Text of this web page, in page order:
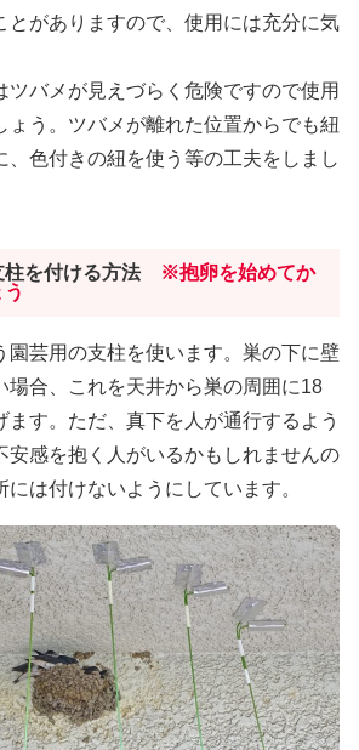
とがありますので、使用には充分に気
ツバメが見えづらく危険ですので使用
ょう。ツバメが離れた位置からでも紐
、色付きの紐を使う等の工夫をしまし
を付ける方法
※抱卵を始めてか
園芸用の支柱を使います。巣の下に壁
場合、これを天井から巣の周囲に18
ます。ただ、真下を人が通行するよう
安感を抱く人がいるかもしれませんの
は付けないようにしています。